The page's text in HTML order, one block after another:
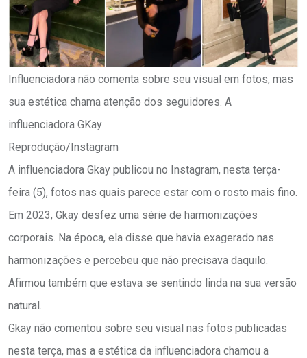
Influenciadora não comenta sobre seu visual em fotos, mas
sua estética chama atenção dos seguidores. A
influenciadora GKay
Reprodução/Instagram
A influenciadora Gkay publicou no Instagram, nesta terça-
feira (5), fotos nas quais parece estar com o rosto mais fino.
Em 2023, Gkay desfez uma série de harmonizações
corporais. Na época, ela disse que havia exagerado nas
harmonizações e percebeu que não precisava daquilo.
Afirmou também que estava se sentindo linda na sua versão
natural.
Gkay não comentou sobre seu visual nas fotos publicadas
nesta terça, mas a estética da influenciadora chamou a